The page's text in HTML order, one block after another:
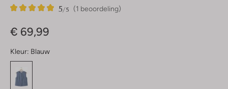
(1 beoordeling)
5/5
1
5
€ 69,99
Kleur: Blauw